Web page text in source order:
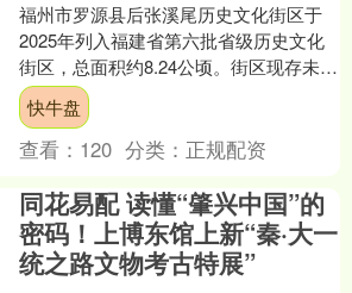
福州市罗源县后张溪尾历史文化街区于
2025年列入福建省第六批省级历史文化
街区，总面积约8.24公顷。街区现存未定
级不可移动文物3处，历史建筑27处，完
整保留着宅....
快牛盘
查看： 120 分类： 正规配资
同花易配 读懂“肇兴中国”的
密码！上博东馆上新“秦·大一
统之路文物考古特展”